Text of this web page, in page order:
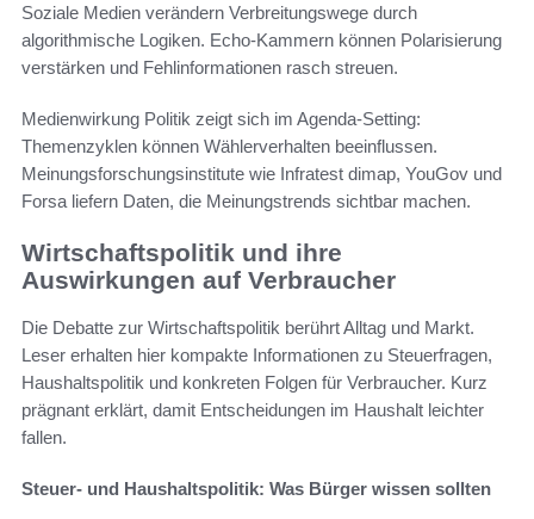
Soziale Medien verändern Verbreitungswege durch
algorithmische Logiken. Echo-Kammern können Polarisierung
verstärken und Fehlinformationen rasch streuen.
Medienwirkung Politik zeigt sich im Agenda-Setting:
Themenzyklen können Wählerverhalten beeinflussen.
Meinungsforschungsinstitute wie Infratest dimap, YouGov und
Forsa liefern Daten, die Meinungstrends sichtbar machen.
Wirtschaftspolitik und ihre
Auswirkungen auf Verbraucher
Die Debatte zur Wirtschaftspolitik berührt Alltag und Markt.
Leser erhalten hier kompakte Informationen zu Steuerfragen,
Haushaltspolitik und konkreten Folgen für Verbraucher. Kurz
prägnant erklärt, damit Entscheidungen im Haushalt leichter
fallen.
Steuer- und Haushaltspolitik: Was Bürger wissen sollten